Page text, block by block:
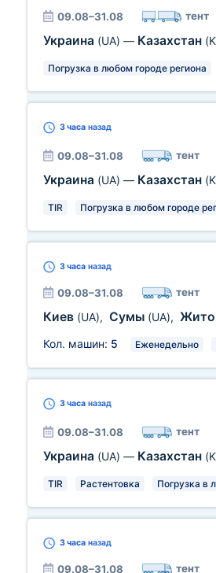
09.08–31.08 тент
Украина (UA) — Казахстан
Погрузка в любом городе региона
3 часа назад
09.08–31.08 тент
Украина (UA) — Казахстан
TIR Погрузка в любом городе
3 часа назад
09.08–31.08 тент
Киев (UA), Сумы (UA),
Кол. машин: 5 Еженедельно
3 часа назад
09.08–31.08 тент
Украина (UA) — Казахстан
TIR Растентовка Погрузка в
3 часа назад
09.08–31.08 тент